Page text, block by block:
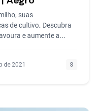
suas
de cultivo. Descubra
e aumente a...
de 2021 8